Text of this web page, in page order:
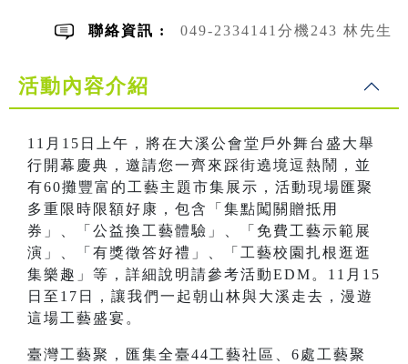
聯絡資訊 : 049-2334141分機243 林先生
活動內容介紹
11月15日上午，將在大溪公會堂戶外舞台盛大舉
行開幕慶典，邀請您一齊來踩街遶境逗熱鬧，並
有60攤豐富的工藝主題市集展示，活動現場匯聚
多重限時限額好康，包含「集點闖關贈抵用
券」、「公益換工藝體驗」、「免費工藝示範展
演」、「有獎徵答好禮」、「工藝校園扎根逛逛
集樂趣」等，詳細說明請參考活動EDM。11月15
日至17日，讓我們一起朝山林與大溪走去，漫遊
這場工藝盛宴。
臺灣工藝聚，匯集全臺44工藝社區、6處工藝聚